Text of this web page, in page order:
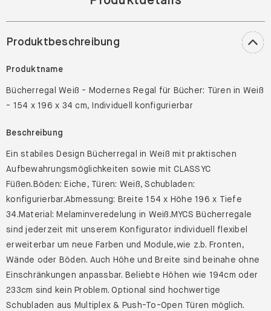
Produktdetails
Produktbeschreibung
Produktname
- 154 x 196 x 34 cm, Individuell konfigurierbar
Beschreibung
Ein stabiles Design Bücherregal in Weiß mit praktischen
Aufbewahrungsmöglichkeiten sowie mit CLASSYC
Füßen.Böden: Eiche, Türen: Weiß, Schubladen:
konfigurierbar.Abmessung: Breite 154 x Höhe 196 x Tiefe
34.Material: Melaminveredelung in Weiß.MYCS Bücherregale
sind jederzeit mit unserem Konfigurator individuell flexibel
erweiterbar um neue Farben und Module,wie z.b. Fronten,
Wände oder Böden. Auch Höhe und Breite sind beinahe ohne
Einschränkungen anpassbar. Beliebte Höhen wie 194cm oder